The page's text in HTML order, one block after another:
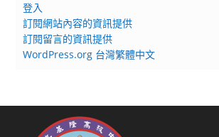
登入
訂閱網站內容的資訊提供
訂閱留言的資訊提供
WordPress.org 台灣繁體中文